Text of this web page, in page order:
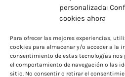
personalizada:
cookies ahora
Para ofrecer las mejores experiencias,
cookies para almacenar y/o acceder a la
consentimiento de estas tecnologías
el comportamiento de navegación o las
sitio. No consentir o retirar el
Para Península,